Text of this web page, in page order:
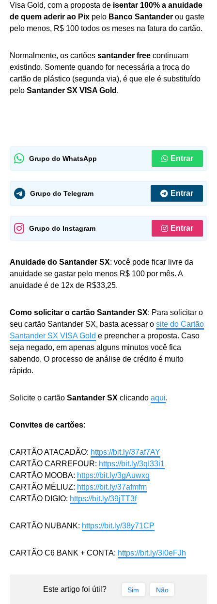
Visa Gold, com a proposta de isentar 100% a anuidade
de quem aderir ao Pix pelo Banco Santander ou gaste
pelo menos, R$ 100 todos os meses na fatura do cartão.
Normalmente, os cartões santander free continuam
existindo. Somente quando for necessária a troca do
cartão de plástico (segunda via), é que ele é substituído
pelo Santander SX VISA Gold .
Grupo do WhatsApp Entrar
Grupo do Telegram Entrar
Grupo do Instagram Entrar
Anuidade do Santander SX: você pode ficar livre da
anuidade se gastar pelo menos R$ 100 por mês. A
anuidade é de 12x de R$33,25.
Como solicitar o cartão Santander SX: Para solicitar o
seu cartão Santander SX, basta acessar o site do Cartão
Santander SX VISA Gold e preencher a proposta. Caso
seja negado, em apenas alguns minutos você fica
sabendo. O processo de análise de crédito é muito
rápido.
Solicite o cartão Santander SX clicando aqui.
Convites de cartões:
CARTÃO ATACADÃO: https://bit.ly/37af7AY
CARTÃO CARREFOUR: https://bit.ly/3qI33i1
CARTÃO MOOBA: https://bit.ly/3gAuwxq
CARTÃO MÉLIUZ: https://bit.ly/37afmfm
CARTÃO DIGIO: https://bit.ly/39jTT3f
CARTÃO NUBANK: https://bit.ly/38y71CP
CARTÃO C6 BANK + CONTA: https://bit.ly/3i0eFJh
Este artigo foi útil? Sim Não